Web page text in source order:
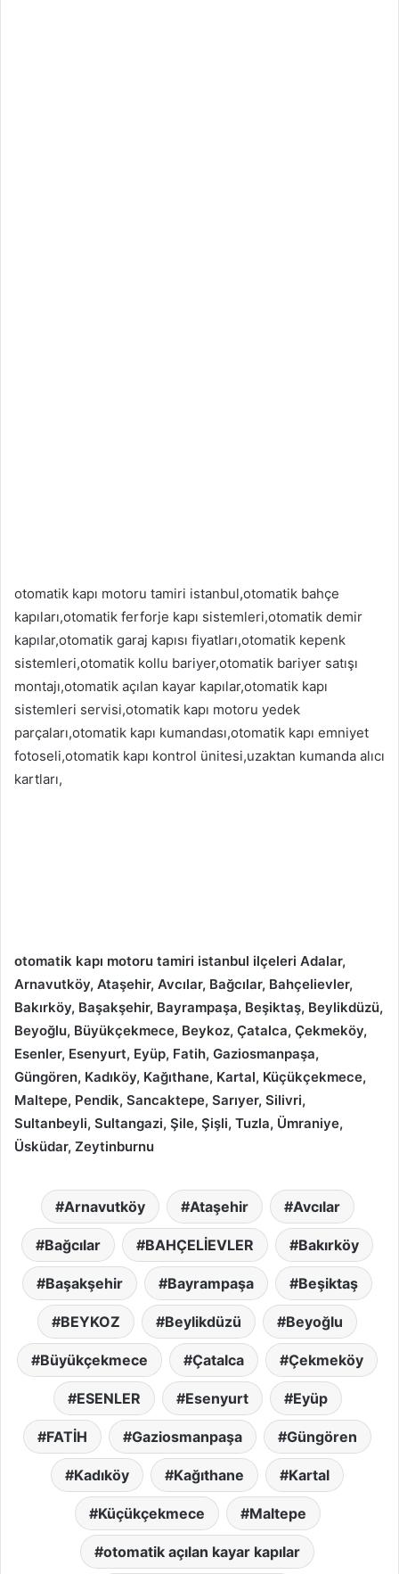
otomatik kapı motoru tamiri istanbul,otomatik bahçe
kapıları,otomatik ferforje kapı sistemleri,otomatik demir
kapılar,otomatik garaj kapısı fiyatları,otomatik kepenk
sistemleri,otomatik kollu bariyer,otomatik bariyer satışı
montajı,otomatik açılan kayar kapılar,otomatik kapı
sistemleri servisi,otomatik kapı motoru yedek
parçaları,otomatik kapı kumandası,otomatik kapı emniyet
fotoseli,otomatik kapı kontrol ünitesi,uzaktan kumanda alıcı
kartları,
otomatik kapı motoru tamiri istanbul ilçeleri Adalar,
Arnavutköy, Ataşehir, Avcılar, Bağcılar, Bahçelievler,
Bakırköy, Başakşehir, Bayrampaşa, Beşiktaş, Beylikdüzü,
Beyoğlu, Büyükçekmece, Beykoz, Çatalca, Çekmeköy,
Esenler, Esenyurt, Eyüp, Fatih, Gaziosmanpaşa,
Güngören, Kadıköy, Kağıthane, Kartal, Küçükçekmece,
Maltepe, Pendik, Sancaktepe, Sarıyer, Silivri,
Sultanbeyli, Sultangazi, Şile, Şişli, Tuzla, Ümraniye,
Üsküdar, Zeytinburnu
Arnavutköy Ataşehir Avcılar
Bağcılar BAHÇELİEVLER Bakırköy
Başakşehir Bayrampaşa Beşiktaş
BEYKOZ Beylikdüzü Beyoğlu
Büyükçekmece Çatalca Çekmeköy
ESENLER Esenyurt Eyüp
FATİH Gaziosmanpaşa Güngören
Kadıköy Kağıthane Kartal
Küçükçekmece Maltepe
otomatik açılan kayar kapılar